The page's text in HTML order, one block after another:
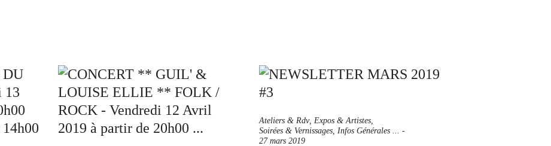
Ateliers & Rdv, Expos & Artistes,
Soirées & Vernissages, Infos Générales ... -
27 mars 2019